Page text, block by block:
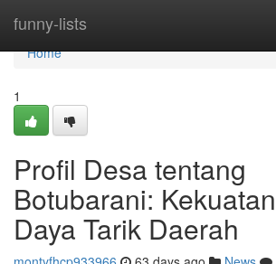
funny-lists
Home
Home
1
Profil Desa tentang
Botubarani:
Daya Tarik Daerah